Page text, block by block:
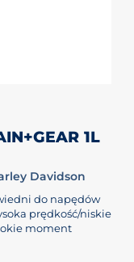
1L
Davidson
do napędów
prędkość/niskie
moment